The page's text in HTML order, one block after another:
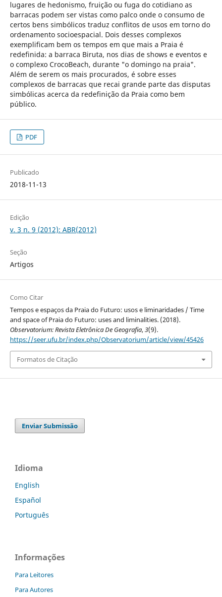
lugares de hedonismo, fruição ou fuga do cotidiano as
barracas podem ser vistas como palco onde o consumo de
certos bens simbólicos traduz conflitos de usos em torno do
ordenamento socioespacial. Dois desses complexos
exemplificam bem os tempos em que mais a Praia é
redefinida: a barraca Biruta, nos dias de shows e eventos e
o complexo CrocoBeach, durante "o domingo na praia".
Além de serem os mais procurados, é sobre esses
complexos de barracas que recai grande parte das disputas
simbólicas acerca da redefinição da Praia como bem
público.
PDF
Publicado
2018-11-13
Edição
v. 3 n. 9 (2012): ABR(2012)
Seção
Artigos
Como Citar
Tempos e espaços da Praia do Futuro: usos e liminaridades / Time
and space of Praia do Futuro: uses and liminalities. (2018).
Observatorium: Revista Eletrônica De Geografia,3(9).
https://seer.ufu.br/index.php/Observatorium/article/view/45426
Formatos de Citação
Enviar Submissão
Idioma
English
Español
Português
Informações
Para Leitores
Para Autores